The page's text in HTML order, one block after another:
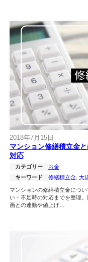
2018年7月15日
マンション修繕積立金
対応
カテゴリー
お金
キーワード
修繕積立金, 大
マンションの修繕積立金につ
い・不足時の対応までを整理
画との連動や値上げ…